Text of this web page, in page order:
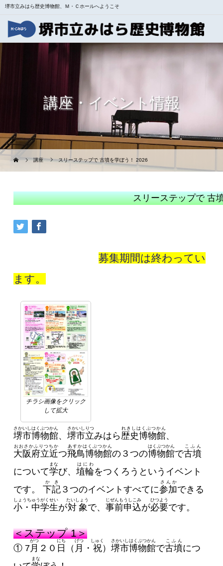
堺市立みはら歴史博物館、Ｍ・Ｃホールへようこそ
講座・イベント情報
講座 スリーステップで 古墳を学ぼう！ 2026
スリーステップで 古
募集期間は終わってい
ます。
チラシ画像をクリック
して拡大
堺市博物館
さかいしはくぶつかん
、堺市立
さかいしりつ
みはら歴史博物館
れきしはくぶつかん
、
大阪府立近
おおさかふりつちか
つ飛鳥博物館
あすかはくぶつかん
の３つの博物館
はくぶつかん
で古墳
こふん
について学
まな
び、埴輪
はにわ
をつくろうというイベント
です。下記
かき
３つのイベントすべてに参加
さんか
できる
小・中学生
しょうちゅうがくせい
が対象
たいしょう
で、事前申込
じぜんもうしこみ
が必要
ひつよう
です。
＜ステップ 1＞
① 7月
がつ
２０ 日
にち
（ 月
げつ
・ 祝
しゅく
）堺市博物館
さかいしはくぶつかん
で古墳
こふん
につ
まな